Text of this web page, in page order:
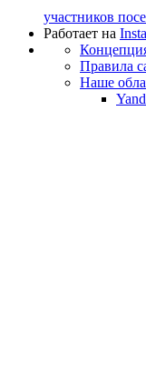
участников
Работает на
Правила
Наше